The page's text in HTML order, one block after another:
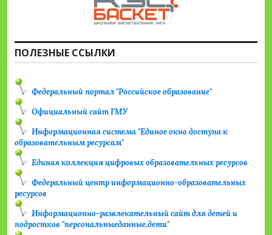
ПОЛЕЗНЫЕ ССЫЛКИ
Федеральный портал "Российское образование"
Официальный сайт ГМУ
Информационная система "Единое окно доступа к
образовательным ресурсам"
Единая коллекция цифровых образовательных ресурсов
Федеральный центр информационно-образовательных
ресурсов
Информационно-развлекательный сайт для детей и
подростков "персональныеданные.дети"